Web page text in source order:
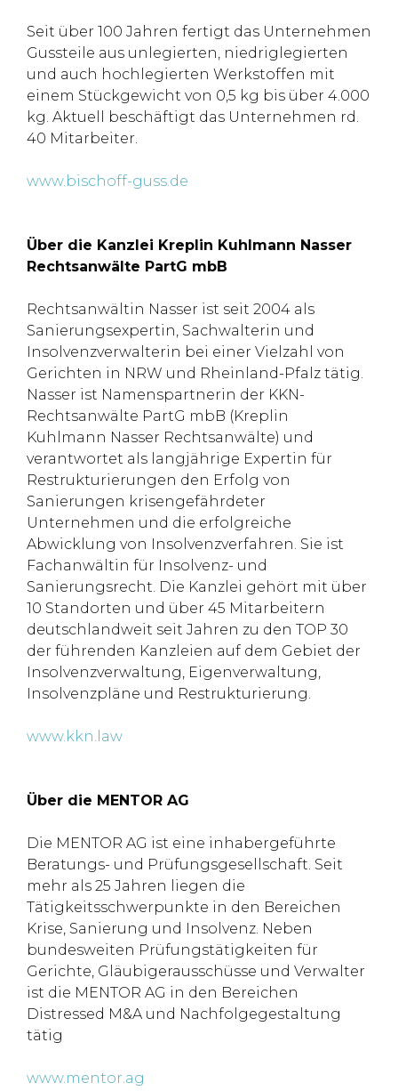
Seit über 100 Jahren fertigt das Unternehmen
Gussteile aus unlegierten, niedriglegierten
und auch hochlegierten Werkstoffen mit
einem Stückgewicht von 0,5 kg bis über 4.000
kg. Aktuell beschäftigt das Unternehmen rd.
40 Mitarbeiter.
www.bischoff-guss.de
Über die Kanzlei Kreplin Kuhlmann Nasser
Rechtsanwälte PartG mbB
Rechtsanwältin Nasser ist seit 2004 als
Sanierungsexpertin, Sachwalterin und
Insolvenzverwalterin bei einer Vielzahl von
Gerichten in NRW und Rheinland-Pfalz tätig.
Nasser ist Namenspartnerin der KKN-
Rechtsanwälte PartG mbB (Kreplin
Kuhlmann Nasser Rechtsanwälte) und
verantwortet als langjährige Expertin für
Restrukturierungen den Erfolg von
Sanierungen krisengefährdeter
Unternehmen und die erfolgreiche
Abwicklung von Insolvenzverfahren. Sie ist
Fachanwältin für Insolvenz- und
Sanierungsrecht. Die Kanzlei gehört mit über
10 Standorten und über 45 Mitarbeitern
deutschlandweit seit Jahren zu den TOP 30
der führenden Kanzleien auf dem Gebiet der
Insolvenzverwaltung, Eigenverwaltung,
Insolvenzpläne und Restrukturierung.
www.kkn.law
Über die MENTOR AG
Die MENTOR AG ist eine inhabergeführte
Beratungs- und Prüfungsgesellschaft. Seit
mehr als 25 Jahren liegen die
Tätigkeitsschwerpunkte in den Bereichen
Krise, Sanierung und Insolvenz. Neben
bundesweiten Prüfungstätigkeiten für
Gerichte, Gläubigerausschüsse und Verwalter
ist die MENTOR AG in den Bereichen
Distressed M&A und Nachfolgegestaltung
tätig
www.mentor.ag